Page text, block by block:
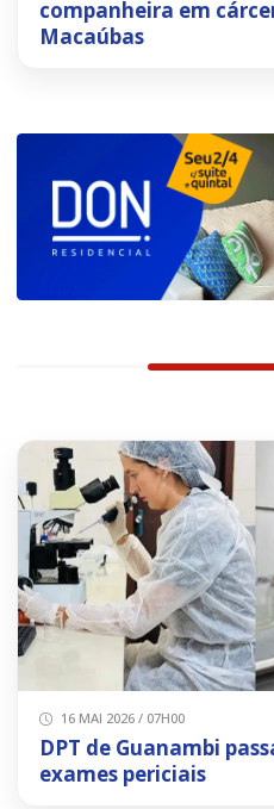
companheira em
Macaúbas
16 MAI 2026 / 07H00
DPT de Guanambi
exames periciais